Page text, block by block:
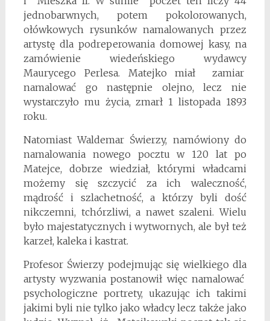
jednobarwnych, potem pokolorowanych,
ołówkowych rysunków namalowanych przez
artystę dla podreperowania domowej kasy, na
zamówienie wiedeńskiego wydawcy
Maurycego Perlesa. Matejko miał zamiar
namalować go następnie olejno, lecz nie
wystarczyło mu życia, zmarł 1 listopada 1893
roku.
Natomiast Waldemar Świerzy, namówiony do
namalowania nowego pocztu w 120 lat po
Matejce, dobrze wiedział, którymi władcami
możemy się szczycić za ich waleczność,
mądrość i szlachetność, a którzy byli dość
nikczemni, tchórzliwi, a nawet szaleni. Wielu
było majestatycznych i wytwornych, ale był też
karzeł, kaleka i kastrat.
Profesor Świerzy podejmując się wielkiego dla
artysty wyzwania postanowił więc namalować
psychologiczne portrety, ukazując ich takimi
jakimi byli nie tylko jako władcy lecz także jako